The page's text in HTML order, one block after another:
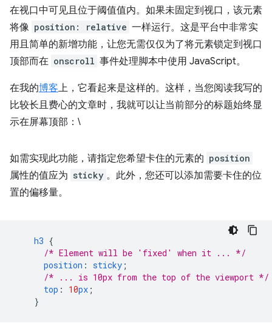
在视口中可见且位于阈值值内。如果未固定到视口，该元素
将像 position: relative 一样运行。这是平台中非常实
用且简单的新增功能，让您无需仅仅为了将元素锁定到视口
顶部而在 onscroll 事件处理脚本中使用 JavaScript。
在我的博客上，它看起来是这样的。这样，当您阅读我写的
比较长且费心的文章时，我就可以让当前部分的标题始终显
示在屏幕顶部：\
如需实现此功能，请指定您希望卡住的元素的 position
属性的值应为 sticky 。此外，您还可以添加需要卡住的位
置的偏移量。
h3 {
/* Element will be 'fixed' when it ... */
position : sticky ;
/* ... is 10px from the top of the viewport */
top : 10px ;
}